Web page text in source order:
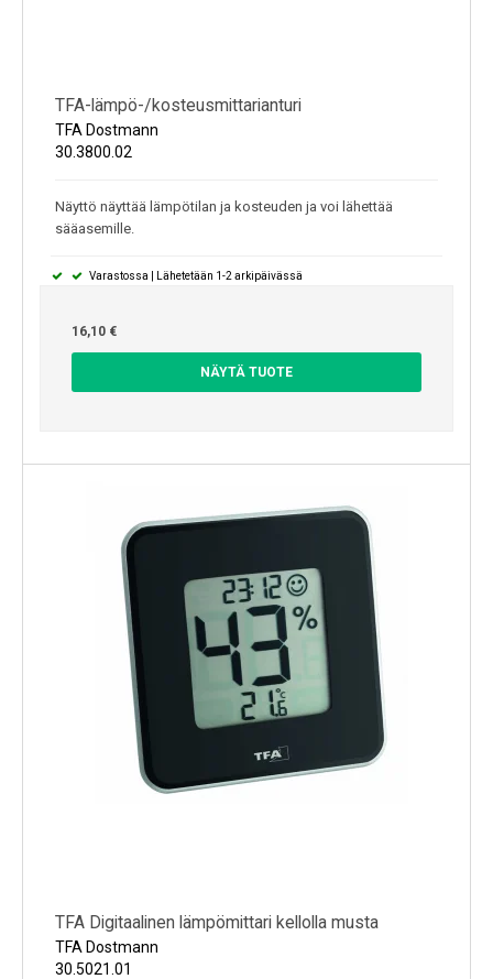
TFA-lämpö-/kosteusmittarianturi
TFA Dostmann
30.3800.02
Näyttö näyttää lämpötilan ja kosteuden ja voi lähettää
sääasemille.
Varastossa | Lähetetään 1-2 arkipäivässä
16,10 €
NÄYTÄ TUOTE
TFA Digitaalinen lämpömittari kellolla musta
TFA Dostmann
30.5021.01